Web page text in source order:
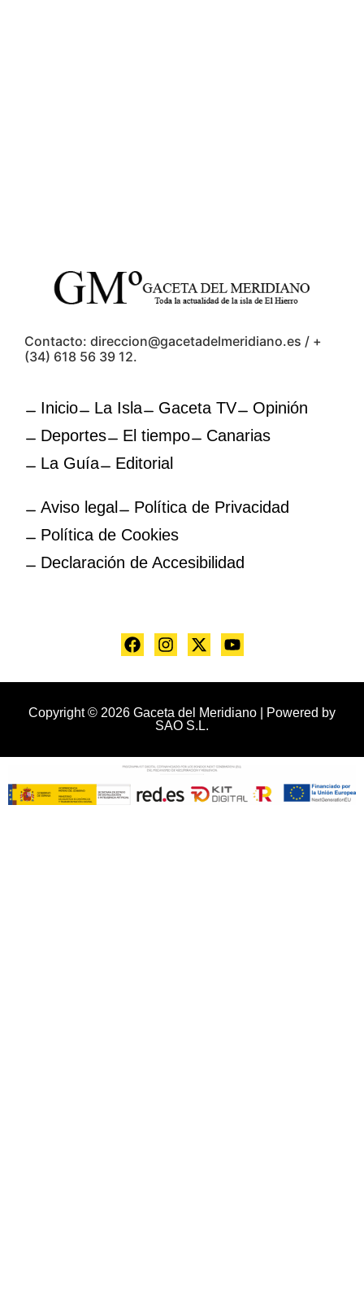
Contacto: direccion@gacetadelmeridiano.es / +
(34) 618 56 39 12.
Inicio La Isla Gaceta TV
Opinión
Deportes
El tiempo
Canarias
La Guía
Editorial
Aviso legal
Política de Privacidad
Política de Cookies
Declaración de Accesibilidad
Copyright © 2026 Gaceta del Meridiano | Powered by
SAO S.L.